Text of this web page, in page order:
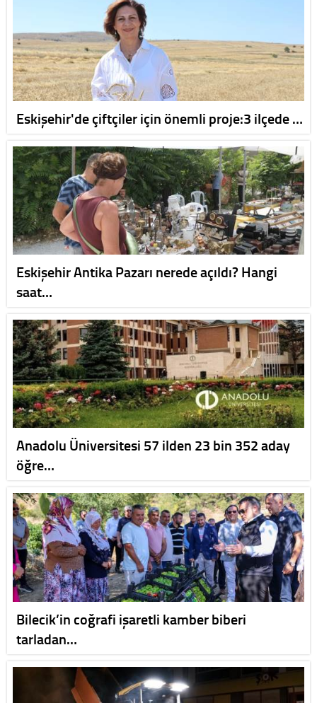
Eskişehir'de çiftçiler için önemli proje:3 ilçede …
Eskişehir Antika Pazarı nerede açıldı? Hangi
saat…
Anadolu Üniversitesi 57 ilden 23 bin 352 aday
öğre…
Bilecik’in coğrafi işaretli kamber biberi
tarladan…